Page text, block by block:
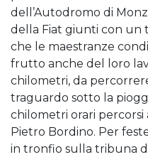
dell’Autodromo di
della Fiat giunti con un
che le maestranze
frutto anche del loro
chilometri, da
traguardo sotto la
chilometri orari percorsi
Pietro Bordino. Per
in tronfio sulla tribuna